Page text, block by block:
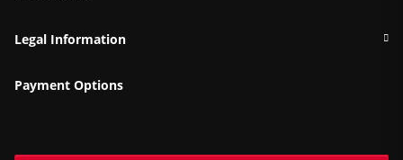
Legal Information
Payment Options